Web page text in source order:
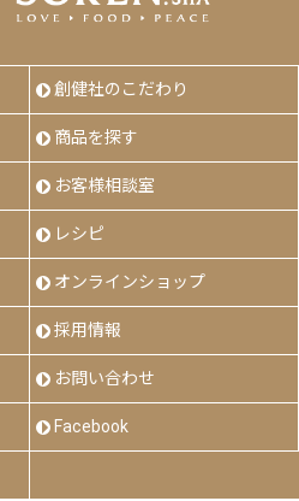
創健社のこだわり
商品を探す
お客様相談室
レシピ
オンラインショップ
採用情報
お問い合わせ
Facebook